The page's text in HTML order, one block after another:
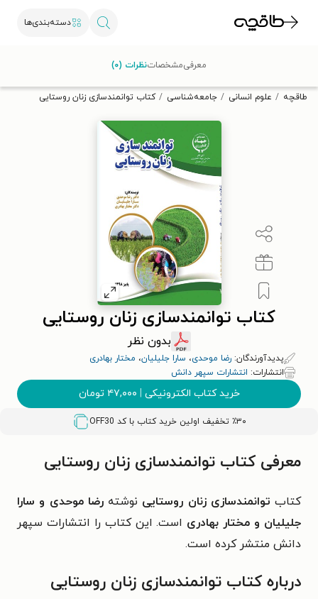
دسته‌بندی‌ها
تخفیف از طاقچه دریافت کن.
طاقچه علوم انسانی جامعه‌شناسی کتاب توانمندسازی زنان روستایی
کتاب توانمندسازی زنان روستایی
بدون نظر
پدیدآورندگان: رضا موحدی، سارا جلیلیان، مختار بهادری
انتشارات: انتشارات سپهر دانش
خرید کتاب الکترونیکی | ۴۷,۰۰۰ تومان
٪۳۰ تخفیف اولین خرید کتاب با کد OFF30
معرفیمشخصاتنظرات (۰)
معرفی کتاب توانمندسازی زنان روستایی
کتاب توانمندسازی زنان روستایی نوشتهرضا موحدی و سارا
جلیلیان و مختار بهادری است. این کتاب را انتشارات سپهر
دانش منتشر کرده است.
درباره کتاب توانمندسازی زنان روستایی